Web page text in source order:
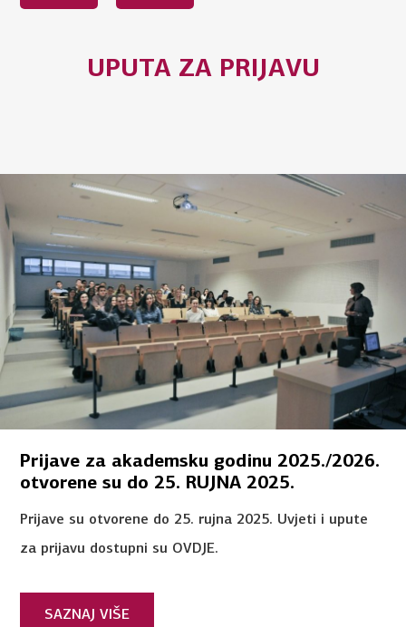
UPUTA ZA PRIJAVU
Prijave za akademsku godinu 2025./2026.
otvorene su do 25. RUJNA 2025.
Prijave su otvorene do 25. rujna 2025. Uvjeti i upute
za prijavu dostupni su OVDJE.
SAZNAJ VIŠE